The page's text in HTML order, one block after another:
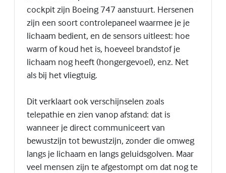
cockpit zijn Boeing 747 aanstuurt. Hersenen
zijn een soort controlepaneel waarmee je je
lichaam bedient, en de sensors uitleest: hoe
warm of koud het is, hoeveel brandstof je
lichaam nog heeft (hongergevoel), enz. Net
als bij het vliegtuig.
Dit verklaart ook verschijnselen zoals
telepathie en zien vanop afstand: dat is
wanneer je direct communiceert van
bewustzijn tot bewustzijn, zonder die omweg
langs je lichaam en langs geluidsgolven. Maar
veel mensen zijn te afgestompt om dat nog te